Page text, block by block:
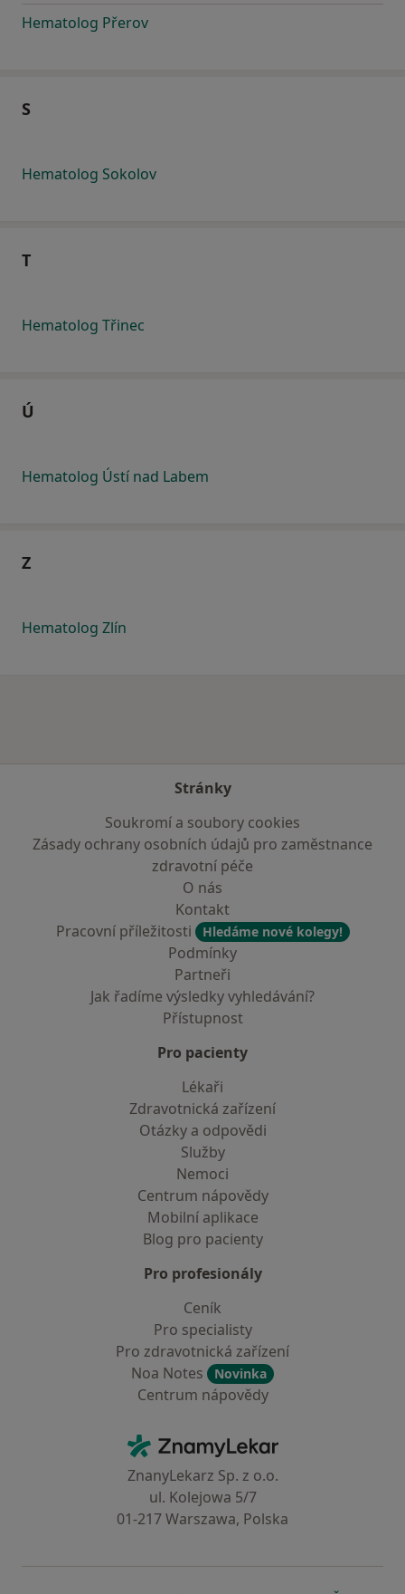
Hematolog Přerov
S
Hematolog Sokolov
T
Hematolog Třinec
Ú
Hematolog Ústí nad Labem
Z
Hematolog Zlín
Stránky
Soukromí a soubory cookies
Zásady ochrany osobních údajů pro zaměstnance
zdravotní péče
O nás
Kontakt
Pracovní příležitosti
Hledáme nové kolegy!
Podmínky
Partneři
Jak řadíme výsledky vyhledávání?
Přístupnost
Pro pacienty
Lékaři
Zdravotnická zařízení
Otázky a odpovědi
Služby
Nemoci
Centrum nápovědy
Mobilní aplikace
Blog pro pacienty
Pro profesionály
Ceník
Pro specialisty
Pro zdravotnická zařízení
Noa Notes
Novinka
Centrum nápovědy
ZnamyLekar - Hlavní stránka
ZnanyLekarz Sp. z o.o.
ul. Kolejowa 5/7
01-217 Warszawa, Polska